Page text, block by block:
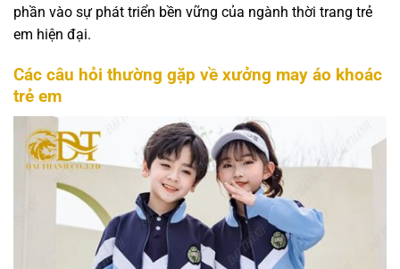
phần vào sự phát triển bền vững của ngành thời trang trẻ
em hiện đại.
Các câu hỏi thường gặp về xưởng may áo khoác
trẻ em